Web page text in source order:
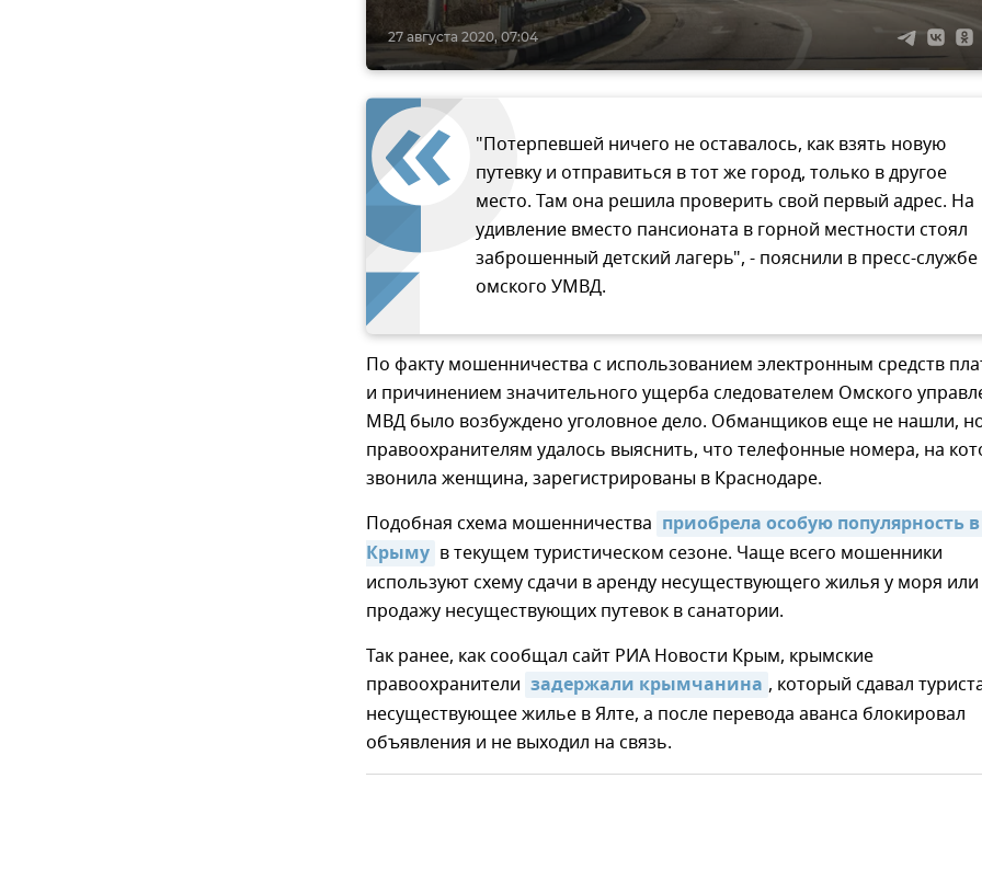
27 августа 2020, 07:04
"Потерпевшей ничего не оставалось, как взять новую
путевку и отправиться в тот же город, только в другое
место. Там она решила проверить свой первый адрес. На
удивление вместо пансионата в горной местности стоял
заброшенный детский лагерь", - пояснили в пресс-службе
омского УМВД.
По факту мошенничества с использованием электронным средств
и причинением значительного ущерба следователем Омского
МВД было возбуждено уголовное дело. Обманщиков еще не нашли,
правоохранителям удалось выяснить, что телефонные номера, на
звонила женщина, зарегистрированы в Краснодаре.
Подобная схема мошенничества приобрела особую популярность в
Крыму в текущем туристическом сезоне. Чаще всего мошенники
используют схему сдачи в аренду несуществующего жилья у моря или
продажу несуществующих путевок в санатории.
Так ранее, как сообщал сайт РИА Новости Крым, крымские
правоохранители задержали крымчанина , который сдавал
несуществующее жилье в Ялте, а после перевода аванса блокировал
объявления и не выходил на связь.